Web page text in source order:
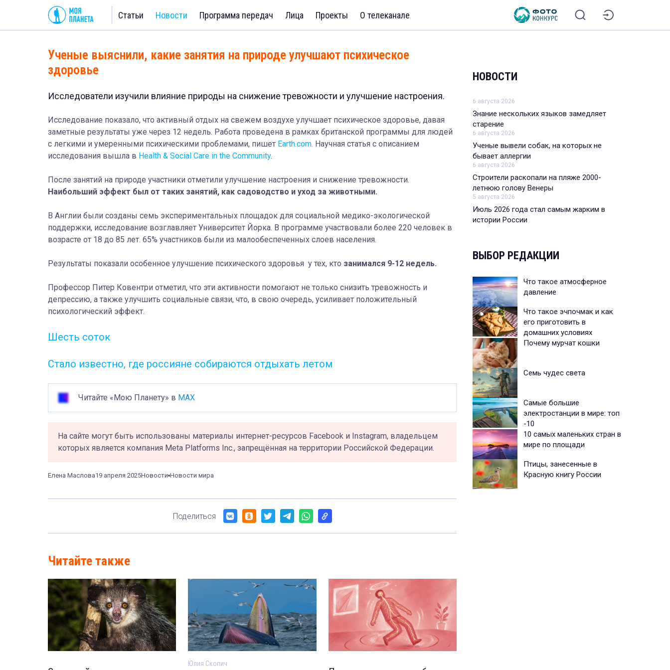
Статьи Новости Программа передач Лица Проекты О телеканале
Ученые выяснили, какие занятия на природе улучшают психическое
здоровье
Исследователи изучили влияние природы на снижение тревожности и улучшение настроения.
Исследование показало, что активный отдых на свежем воздухе улучшает психическое здоровье, давая
заметные результаты уже через 12 недель. Работа проведена в рамках британской программы для людей
с легкими и умеренными психическими проблемами, пишет Earth.com. Научная статья с описанием
исследования вышла в Health & Social Care in the Community.
После занятий на природе участники отметили улучшение настроения и снижение тревожности.
Наибольший эффект был от таких занятий, как садоводство и уход за животными.
В Англии были созданы семь экспериментальных площадок для социальной медико-экологической
поддержки, исследование возглавляет Университет Йорка. В программе участвовали более 220 человек в
возрасте от 18 до 85 лет. 65% участников были из малообеспеченных слоев населения.
Результаты показали особенное улучшение психического здоровья у тех, кто занимался 9-12 недель.
Профессор Питер Ковентри отметил, что эти активности помогают не только снизить тревожность и
депрессию, а также улучшить социальные связи, что, в свою очередь, усиливает положительный
психологический эффект.
Шесть соток
Стало известно, где россияне собираются отдыхать летом
Читайте «Мою Планету» в MAX
На сайте могут быть использованы материалы интернет-ресурсов Facebook и Instagram, владельцем
которых является компания Meta Platforms Inc., запрещённая на территории Российской Федерации.
Елена Маслова19 апреля 2025Новости Новости мира
Поделиться
Читайте также
Юлия Скопич
НОВОСТИ
6 августа 2026
Знание нескольких языков замедляет
старение
6 августа 2026
Ученые вывели собак, на которых не
бывает аллергии
6 августа 2026
Строители раскопали на пляже 2000-
летнюю голову Венеры
5 августа 2026
Июль 2026 года стал самым жарким в
истории России
ВЫБОР РЕДАКЦИИ
Что такое атмосферное
давление
Что такое эчпочмак и как
его приготовить в
домашних условиях
Почему мурчат кошки
Семь чудес света
Самые большие
электростанции в мире: топ
-10
10 самых маленьких стран в
мире по площади
Птицы, занесенные в
Красную книгу России